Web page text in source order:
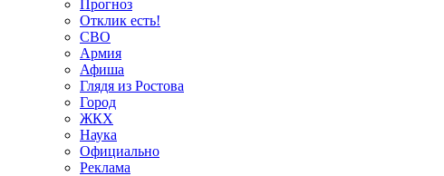
Прогноз
Отклик есть!
СВО
Армия
Афиша
Глядя из Ростова
Город
ЖКХ
Наука
Официально
Реклама